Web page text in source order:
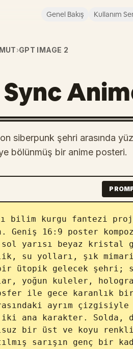
Genel Bakış Kullanım
›GPT IMAGE 2
siberpunk şehri arasında
bölünmüş bir anime posteri.
bilim kurgu fantezi
Geniş 16:9 poster
yarısı beyaz kristal
su yolları, şık
ütopik gelecek şehri;
yoğun kuleler,
ile gece karanlık bir
ayrım
ana karakter. Solda,
bir üst ve koyu
sarışın genç bir